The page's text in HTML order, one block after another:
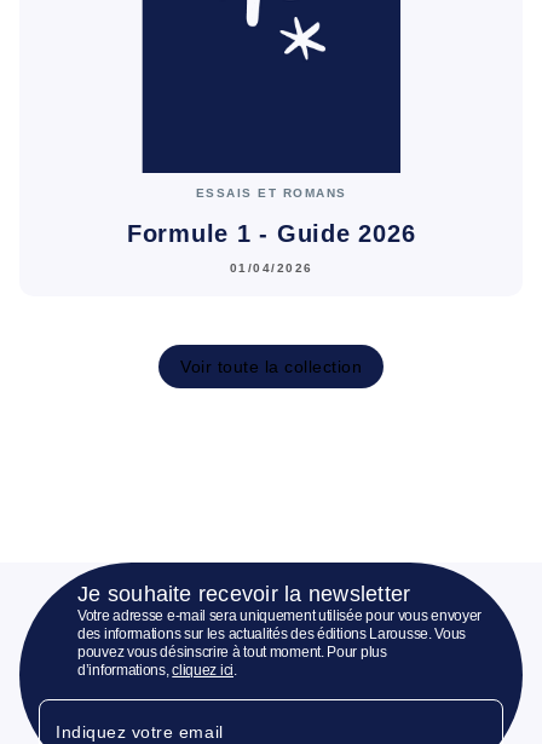
ESSAIS ET ROMANS
Formule 1 - Guide 2026
01/04/2026
Voir toute la collection
Je souhaite recevoir la newsletter
Votre adresse e-mail sera uniquement utilisée pour vous envoyer
des informations sur les actualités des éditions Larousse. Vous
pouvez vous désinscrire à tout moment. Pour plus
d’informations,cliquez ici.
Indiquez votre email